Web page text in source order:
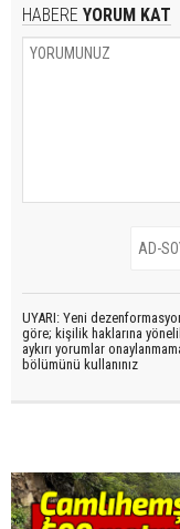
HABERE YORUM KAT
UYARI: Yeni
göre; kişilik haklarına
aykırı yorumlar
bölümünü kullanınız